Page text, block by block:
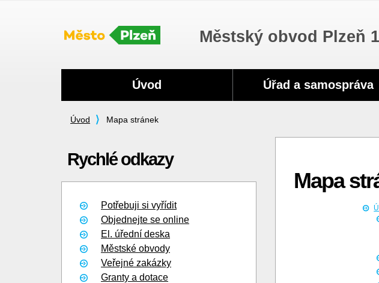
Městský obvod Plzeň 1
Úvod Mapa stránek
Mapa
Rychlé odkazy
Potřebuji si vyřídit
Objednejte se online
El. úřední deska
Městské obvody
Veřejné zakázky
Granty a dotace
Úvod Úřad a samospráva